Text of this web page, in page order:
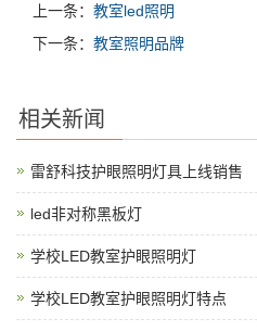
上一条： 教室led照明
下一条： 教室照明品牌
相关新闻
雷舒科技护眼照明灯具上线销售
led非对称黑板灯
学校LED教室护眼照明灯
学校LED教室护眼照明灯特点